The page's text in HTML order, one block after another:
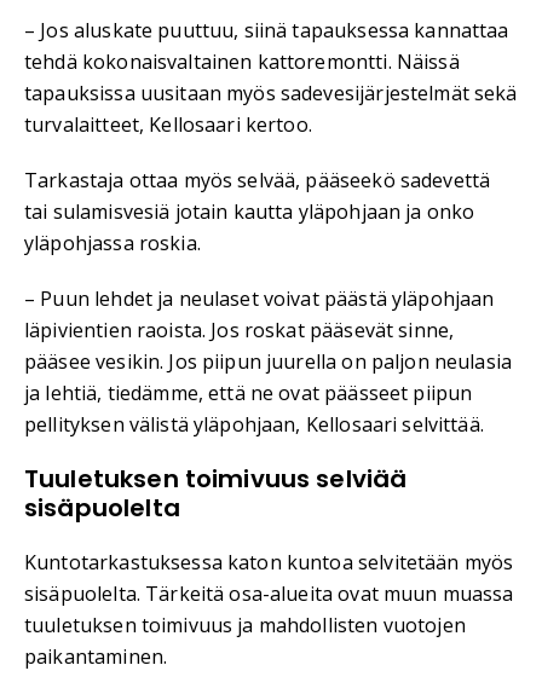
– Jos aluskate puuttuu, siinä tapauksessa kannattaa
tehdä kokonaisvaltainen kattoremontti. Näissä
tapauksissa uusitaan myös sadevesijärjestelmät sekä
turvalaitteet, Kellosaari kertoo.
Tarkastaja ottaa myös selvää, pääseekö sadevettä
tai sulamisvesiä jotain kautta yläpohjaan ja onko
yläpohjassa roskia.
– Puun lehdet ja neulaset voivat päästä yläpohjaan
läpivientien raoista. Jos roskat pääsevät sinne,
pääsee vesikin. Jos piipun juurella on paljon neulasia
ja lehtiä, tiedämme, että ne ovat päässeet piipun
pellityksen välistä yläpohjaan, Kellosaari selvittää.
Tuuletuksen toimivuus selviää
sisäpuolelta
Kuntotarkastuksessa katon kuntoa selvitetään myös
sisäpuolelta. Tärkeitä osa-alueita ovat muun muassa
tuuletuksen toimivuus ja mahdollisten vuotojen
paikantaminen.